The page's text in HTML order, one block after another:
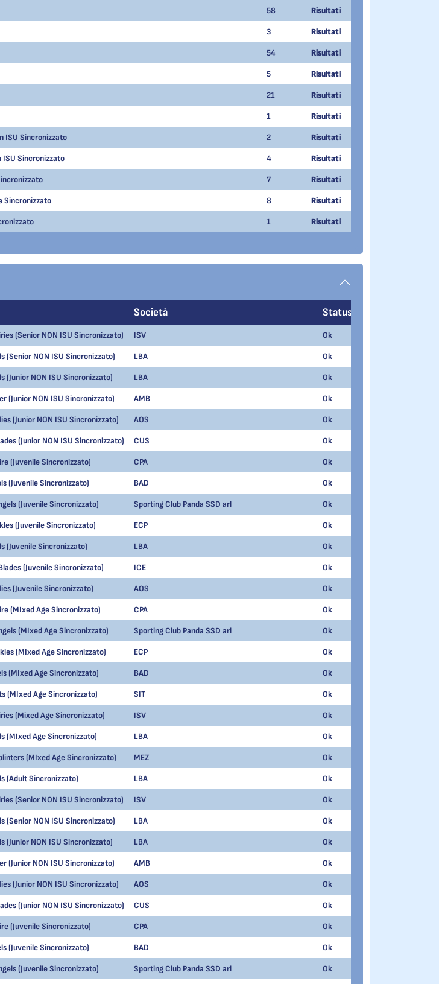
58 Risultati
3 Risultati
54 Risultati
5 Risultati
21 Risultati
1 Risultati
ISU Sincronizzato 2 Risultati
ISU Sincronizzato 4 Risultati
7 Risultati
Sincronizzato 8 Risultati
1 Risultati
Società Status
(Senior NON ISU Sincronizzato) ISV Ok
(Senior NON ISU Sincronizzato) LBA Ok
(Junior NON ISU Sincronizzato) LBA Ok
(Junior NON ISU Sincronizzato) AMB Ok
(Junior NON ISU Sincronizzato) AOS Ok
(Junior NON ISU Sincronizzato) CUS Ok
(Juvenile Sincronizzato) CPA Ok
(Juvenile Sincronizzato) BAD Ok
(Juvenile Sincronizzato) Sporting Club Panda SSD arl Ok
(Juvenile Sincronizzato) ECP Ok
(Juvenile Sincronizzato) LBA Ok
(Juvenile Sincronizzato) ICE Ok
(Juvenile Sincronizzato) AOS Ok
(MIxed Age Sincronizzato) CPA Ok
(MIxed Age Sincronizzato) Sporting Club Panda SSD arl Ok
(MIxed Age Sincronizzato) ECP Ok
(MIxed Age Sincronizzato) BAD Ok
(MIxed Age Sincronizzato) SIT Ok
(Mixed Age Sincronizzato) ISV Ok
(MIxed Age Sincronizzato) LBA Ok
(MIxed Age Sincronizzato) MEZ Ok
(Adult Sincronizzato) LBA Ok
(Senior NON ISU Sincronizzato) ISV Ok
(Senior NON ISU Sincronizzato) LBA Ok
(Junior NON ISU Sincronizzato) LBA Ok
(Junior NON ISU Sincronizzato) AMB Ok
(Junior NON ISU Sincronizzato) AOS Ok
(Junior NON ISU Sincronizzato) CUS Ok
(Juvenile Sincronizzato) CPA Ok
(Juvenile Sincronizzato) BAD Ok
(Juvenile Sincronizzato) Sporting Club Panda SSD arl Ok